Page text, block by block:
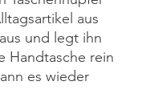
aus
und legt ihn
Handtasche rein
es wieder